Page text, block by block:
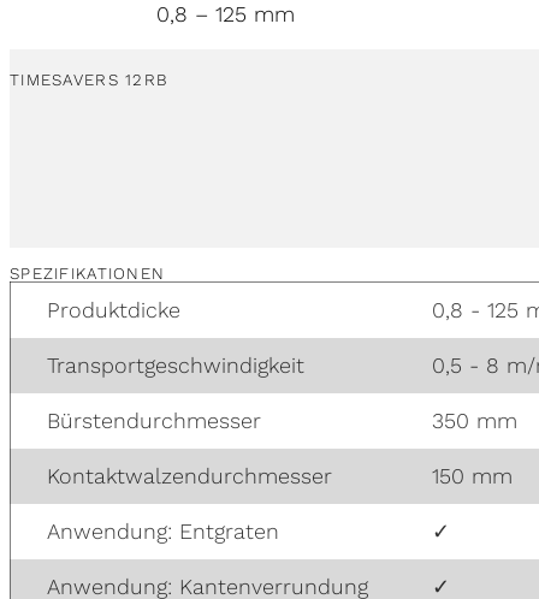
0,8 – 125 mm
TIMESAVERS 12RB
SPEZIFIKATIONEN
Produktdicke 0,8 - 125
Transportgeschwindigkeit 0,5 - 8 m/
Bürstendurchmesser 350 mm
Kontaktwalzendurchmesser 150 mm
Anwendung: Entgraten ✓
Anwendung: Kantenverrundung ✓